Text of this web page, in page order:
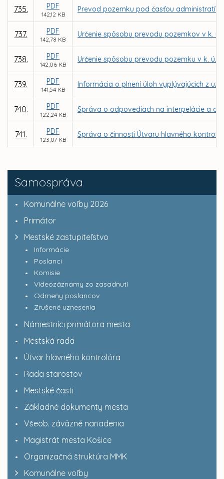
Samospráva
Komunálne voľby 2026
Primátor
Mestské zastupiteľstvo
Informácie
Poslanci
Komisie
Videozáznamy zo zasadnutí
Odmeny poslancov
Zrušené uznesenia
Námestníci primátora mesta
Mestská rada
Útvar hlavného kontrolóra
Rada starostov
Mestské časti
Základné dokumenty mesta
Všeob. záväzné nariadenia
Magistrát mesta Košice
Organizačná štruktúra MMK
Komunálne voľby
735. PDF
142,12 KB
Prevod pozemku pod časťou
737. PDF
142,78 KB
Určenie spôsobu prevodu pozemkov v k.
738. PDF
142,06 KB
Určenie spôsobu prevodu pozemku v k. ú.
739. PDF
141,54 KB
Informácia o plnení úloh vyplývajúcich z
740. PDF
122,24 KB
Správa o odpovediach na interpelácie a
741. PDF
123,07 KB
Správa o činnosti Útvaru hlavného